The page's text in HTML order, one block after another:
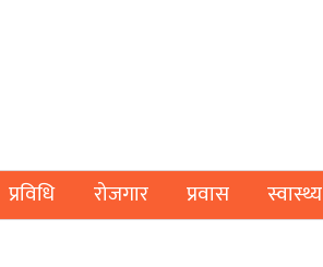
प्रविधि रोजगार प्रवास स्वास्थ्य